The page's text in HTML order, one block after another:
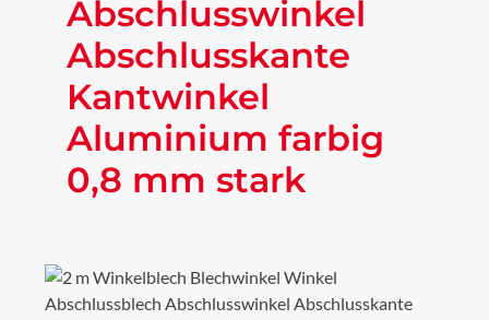
Abschlusswinkel
Abschlusskante
Kantwinkel
Aluminium farbig
0,8 mm stark
Bildergalerie überspringen